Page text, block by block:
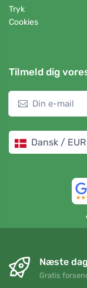
Tryk
Cookies
Tilmeld dig
Dansk / EUR
Næste
Gratis